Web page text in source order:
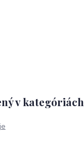
v kategóriách